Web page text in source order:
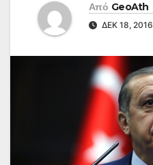
Από GeoAth
ΔΕΚ 18, 2016